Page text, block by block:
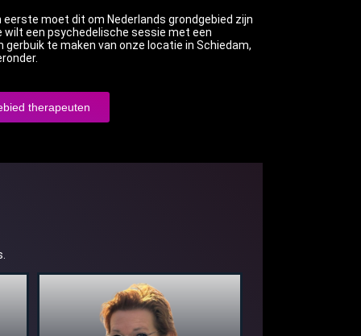
moet dit om Nederlands grondgebied zijn
een psychedelische sessie met een
te maken van onze locatie in Schiedam,
therapeuten